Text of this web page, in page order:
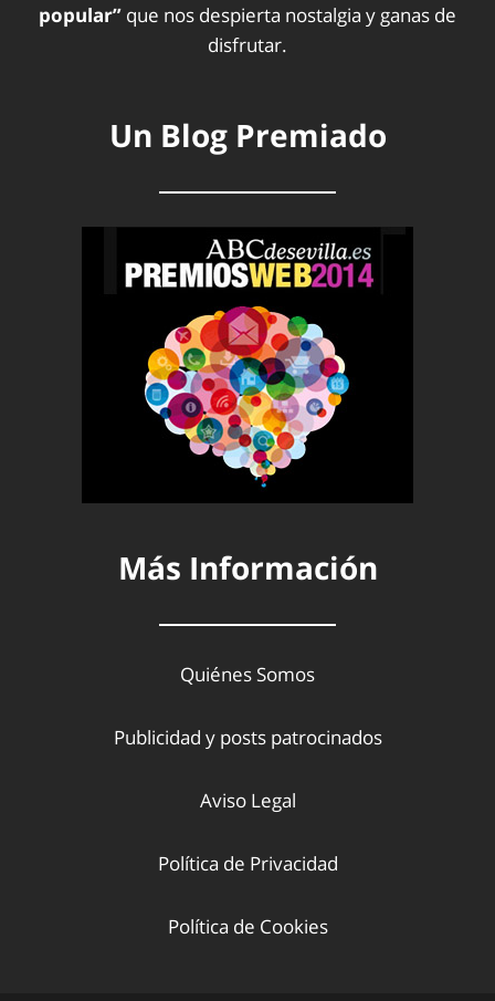
popular” que nos despierta nostalgia y ganas de
disfrutar.
Un Blog Premiado
Más Información
Quiénes Somos
Publicidad y posts patrocinados
Aviso Legal
Política de Privacidad
Política de Cookies